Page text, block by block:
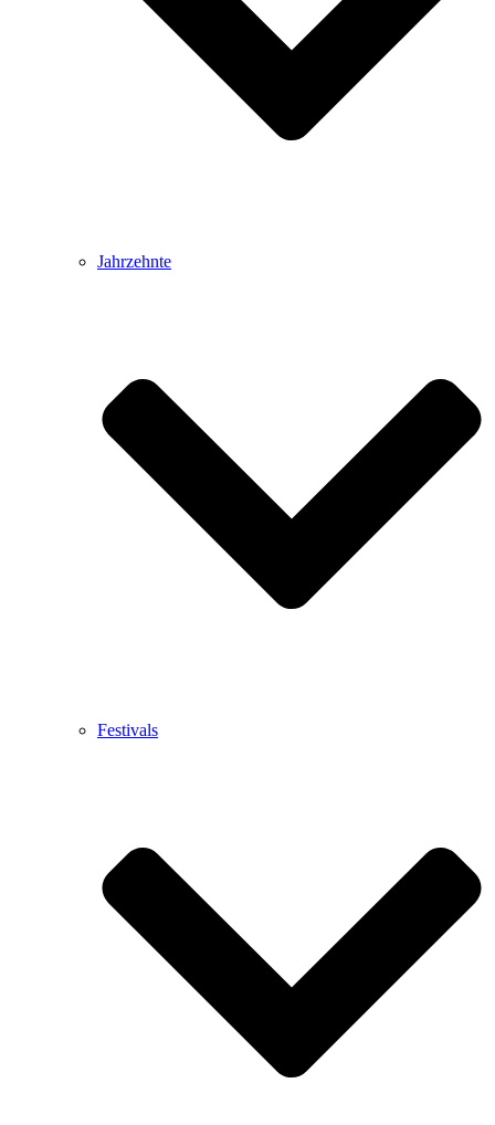
Jahrzehnte
Festivals